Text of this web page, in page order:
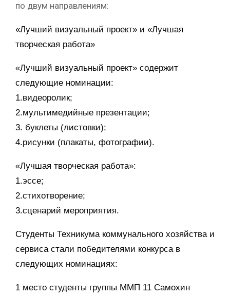
по двум направлениям:
«Лучший визуальный проект» и «Лучшая
творческая работа»
«Лучший визуальный проект» содержит
следующие номинации:
1.видеоролик;
2.мультимедийные презентации;
3. буклеты (листовки);
4.рисунки (плакаты, фотографии).
«Лучшая творческая работа»:
1.эссе;
2.стихотворение;
3.сценарий мероприятия.
Студенты Техникума коммунального хозяйства и
сервиса стали победителями конкурса в
следующих номинациях:
1 место студенты группы ММП 11 Самохин